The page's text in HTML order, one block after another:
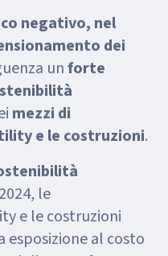
negativo, nel
dei
unforte
mezzi di
e le costruzioni.
le
e le costruzioni
esposizione al costo